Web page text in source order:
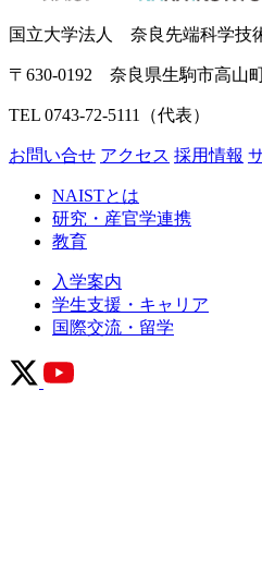
国立大学法人 奈良先端科学技
〒630-0192 奈良県生駒市高山
TEL 0743-72-5111（代表）
お問い合せ アクセス 採用情報
NAISTとは
研究・産官学連携
教育
入学案内
学生支援・キャリア
国際交流・留学